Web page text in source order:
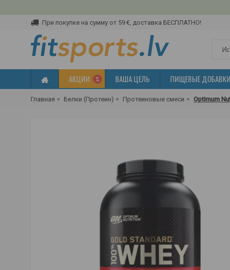
При покупке на сумму от 59 €, доставка БЕСПЛАТНО!
АКЦИИ ВАША ЦЕЛЬ ПИЩЕВЫЕ ДОБАВКИ
Главная Белки (Протеин) Протеиновые смеси Optimum